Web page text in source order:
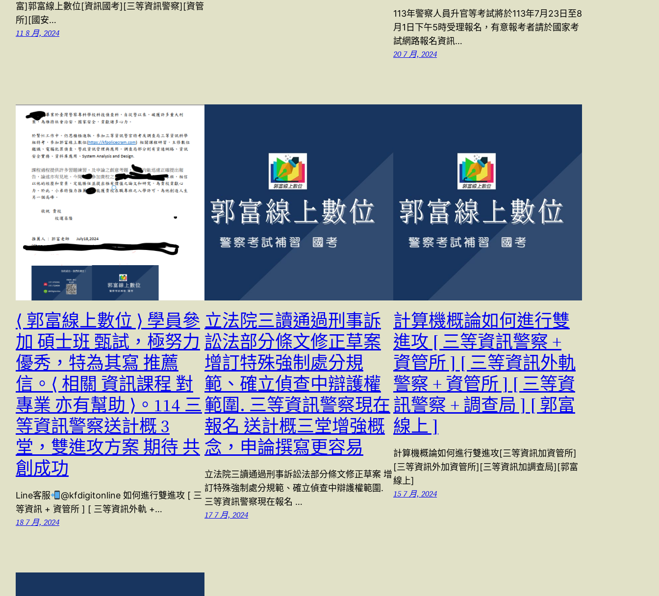
富]郭富線上數位[資訊國考][三等資訊警察][資管
所][國安…
11 8 月, 2024
113年警察人員升官等考試將於113年7月23日至8
月1日下午5時受理報名，有意報考者請於國家考
試網路報名資訊…
20 7 月, 2024
⟨ 郭富線上數位 ⟩ 學員參
加 碩士班 甄試，極努力
優秀，特為其寫 推薦
信。⟨ 相關 資訊課程 對
專業 亦有幫助 ⟩。114 三
等資訊警察送計概 3
堂，雙進攻方案 期待 共
創成功
Line客服
@kfdigitonline 如何進行雙進攻 [ 三
等資訊 + 資管所 ] [ 三等資訊外軌 +…
18 7 月, 2024
立法院三讀通過刑事訴
訟法部分條文修正草案
增訂特殊強制處分規
範、確立偵查中辯護權
範圍. 三等資訊警察現在
報名 送計概三堂增強概
念，申論撰寫更容易
立法院三讀通過刑事訴訟法部分條文修正草案 增
訂特殊強制處分規範、確立偵查中辯護權範圍.
三等資訊警察現在報名 …
17 7 月, 2024
計算機概論如何進行雙
進攻 [ 三等資訊警察 +
資管所 ] [ 三等資訊外軌
警察 + 資管所 ] [ 三等資
訊警察 + 調查局 ] [ 郭富
線上 ]
計算機概論如何進行雙進攻[三等資訊加資管所]
[三等資訊外加資管所][三等資訊加調查局][郭富
線上]
15 7 月, 2024